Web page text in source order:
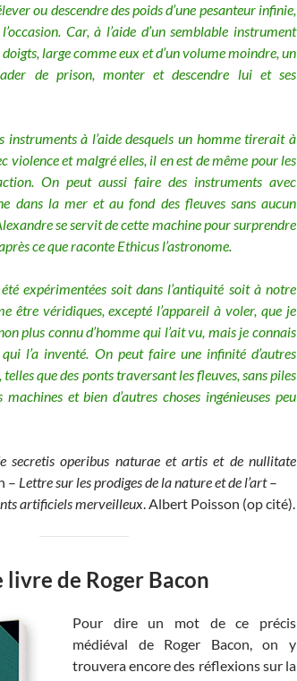
ou descendre des poids d’une pesanteur infinie,
Car, à l’aide d’un semblable instrument
large comme eux et d’un volume moindre, un
de prison, monter et descendre lui et ses
instruments à l’aide desquels un homme tirerait à
violence et malgré elles, il en est de même pour les
On peut aussi faire des instruments avec
dans la mer et au fond des fleuves sans aucun
se servit de cette machine pour surprendre
ce que raconte Ethicus l’astronome.
expérimentées soit dans l’antiquité soit à notre
être véridiques, excepté l’appareil à voler, que je
plus connu d’homme qui l’ait vu, mais je connais
l’a inventé. On peut faire une infinité d’autres
telles que des ponts traversant les fleuves, sans piles
et bien d’autres choses ingénieuses peu
secretis operibus naturae et artis et de nullitate
– Lettre sur les prodiges de la nature et de l’art–
artificiels merveilleux. Albert Poisson (op cité).
livre de Roger Bacon
Pour dire un mot de ce précis
médiéval de Roger Bacon, on y
trouvera encore des réflexions sur la